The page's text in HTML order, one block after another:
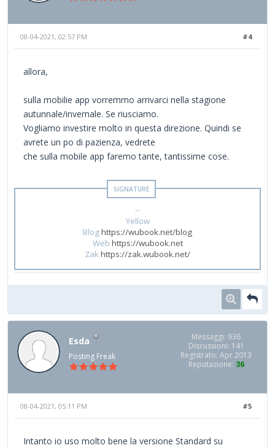
#4
08-04-2021, 02:57 PM
allora,
sulla mobilie app vorremmo arrivarci nella stagione
autunnale/invernale. Se riusciamo.
Vogliamo investire molto in questa direzione. Quindi se
avrete un po di pazienza, vedrete
che sulla mobile app faremo tante, tantissime cose.
--
Yellow
Bloghttps://wubook.net/blog
Web https://wubook.net
Zak https://zak.wubook.net/
Esda
Posting Freak
Messaggi: 936
Discussioni: 141
Registrato: Apr 2013
Reputazione: 36
#5
08-04-2021, 05:11 PM
Intanto io uso molto bene la versione Standard su